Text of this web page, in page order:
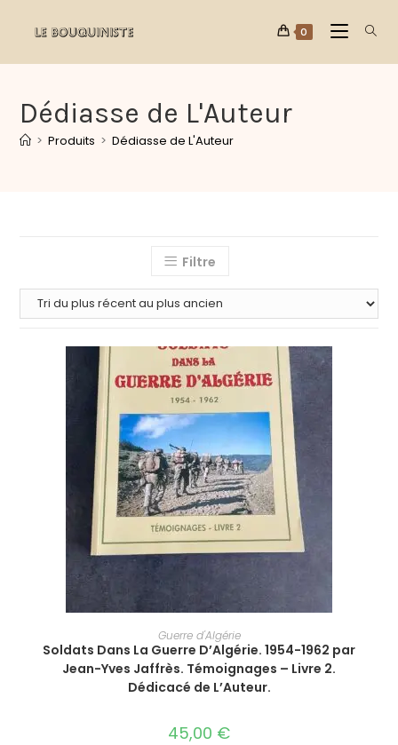
0
Dédiasse de L'Auteur
> Produits > Dédiasse de L'Auteur
Filtre
AJOUTER AU PANIER
Guerre d'Algérie
Soldats Dans La Guerre D’Algérie. 1954-1962 par
Jean-Yves Jaffrès. Témoignages – Livre 2.
Dédicacé de L’Auteur.
45,00 €